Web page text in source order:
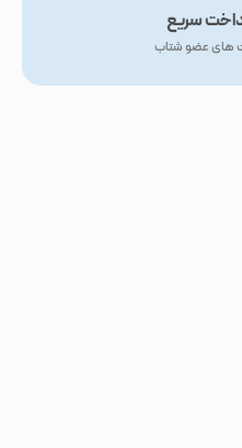
سریع
های عضو شتاب